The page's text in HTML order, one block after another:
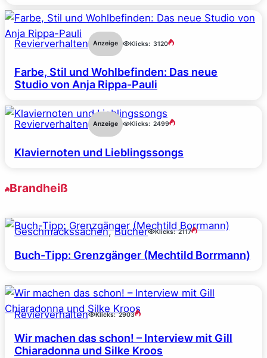
Revierverhalten Anzeige Klicks: 3120
Farbe, Stil und Wohlbefinden: Das neue
Studio von Anja Rippa-Pauli
Revierverhalten Anzeige Klicks: 2499
Klaviernoten und Lieblingssongs
Brandheiß
Geschmackssachen, Bücher Klicks: 2117
Buch-Tipp: Grenzgänger (Mechtild Borrmann)
Revierverhalten Klicks: 2903
Wir machen das schon! – Interview mit Gill
Chiaradonna und Silke Kroos